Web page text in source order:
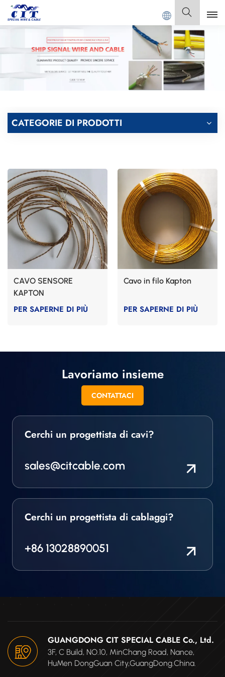
SPECIAL CABLE Co., Ltd. Italiano
English
Français
Italiano
CATEGORIE DI PRODOTTI
CAVO SENSORE
KAPTON
PER SAPERNE DI PIÙ
Cavo in filo Kapton
PER SAPERNE DI PIÙ
Lavoriamo insieme
CONTATTACI
Cerchi un progettista di cavi?
sales@citcable.com
Cerchi un progettista di cablaggi?
+86 13028890051
GUANGDONG CIT SPECIAL CABLE Co., Ltd.
3F, C Build, NO.10, MinChang Road, Nance,
HuMen DongGuan City,GuangDong.China.